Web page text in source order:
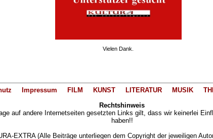
Vielen Dank.
Impressum FILM KUNST LITERATUR MUSIK
Rechtshinweis
auf andere Internetseiten gesetzten Links gilt, dass wir keinerlei
haben!!
EXTRA (Alle Beiträge unterliegen dem Copyright der jeweiligen